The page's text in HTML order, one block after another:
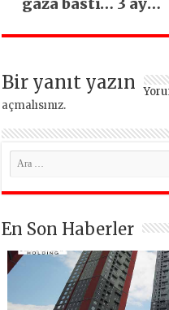
edildi
Bir yanıt yazın
açmalısınız.
En Son Haberler